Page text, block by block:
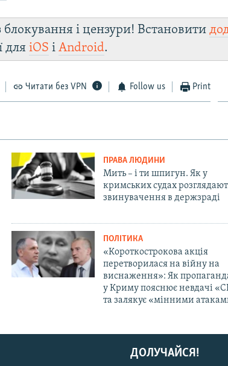
і цензури! Встановити
дляiOS іAndroid.
Читати без VPN Follow us Print
ПРАВА ЛЮДИНИ
Мить – і ти шпигун. Як у
кримських судах
звинувачення в держзраді
ПОЛІТИКА
«Короткострокова акція
перетворилася на війну на
виснаження»: Як
у Криму пояснює невдачі
та залякує «мінними
ДОЛУЧАЙСЯ!